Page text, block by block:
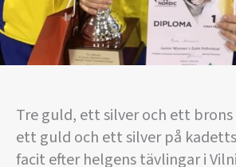
Tre guld, ett silver och ett
ett guld och ett silver på
facit efter helgens tävlingar i